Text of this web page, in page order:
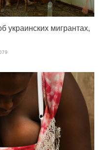
украинских мигрантах,